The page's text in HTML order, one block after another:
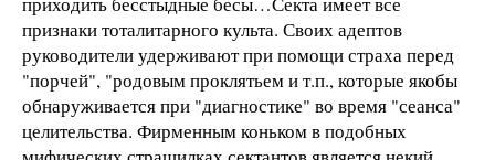
признаки тоталитарного культа. Своих адептов
руководители удерживают при помощи страха перед
"порчей", "родовым проклятьем и т.п., которые якобы
обнаруживается при "диагностике" во время "сеанса"
целительства. Фирменным коньком в подобных